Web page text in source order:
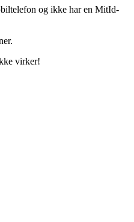
og ikke har en MitId-
virker!